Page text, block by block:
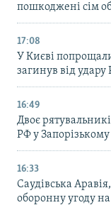
пошкоджені сім
17:08
У Києві
загинув від удару
16:49
Двоє
РФ у
16:33
Саудівська
оборонну угоду